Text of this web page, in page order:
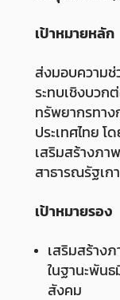
เป้าหมายหลัก
ส่งมอบความช่
ระทบเชิงบวก
ทรัพยากรทาง
ประเทศไทย
เสริมสร้างภ
สาธารณรัฐเก
เป้าหมายรอง
เสริมสร้าง
ในฐานะพัน
สังคม